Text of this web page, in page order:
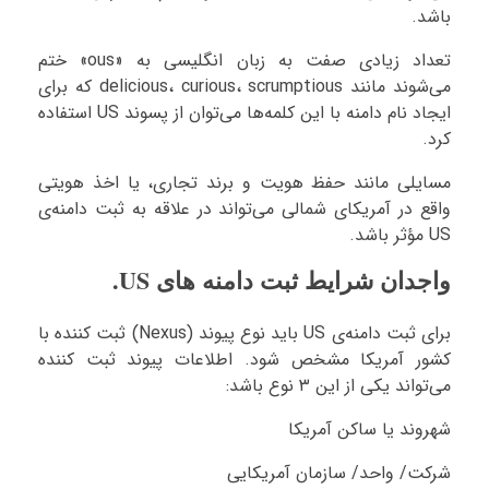
باشد.
تعداد زیادی صفت به زبان انگلیسی به «ous» ختم
می‌شوند مانند delicious، curious، scrumptious که برای
ایجاد نام دامنه با این کلمه‌ها می‌توان از پسوند US استفاده
کرد.
مسایلی مانند حفظ هویت و برند تجاری، یا اخذ هویتی
واقع در آمریکای شمالی می‌تواند در علاقه به ثبت دامنه‌ی
US مؤثر باشد.
واجدان شرایط ثبت دامنه های US.
برای ثبت دامنه‌ی US باید نوع پیوند (Nexus) ثبت کننده با
کشور آمریکا مشخص شود. اطلاعات پیوند ثبت کننده
می‌تواند یکی از این ۳ نوع باشد:
شهروند یا ساکن آمریکا
شرکت/ واحد/ سازمان آمریکایی